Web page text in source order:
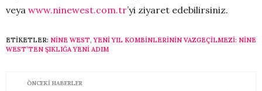
veya www.ninewest.com.tr’yi ziyaret edebilirsiniz.
ETIKETLER: NINE WEST,YENI YIL KOMBINLERININ VAZGEÇILMEZI: NINE
WEST’TEN ŞIKLIĞA YENI ADIM
ÖNCEKI HABERLER